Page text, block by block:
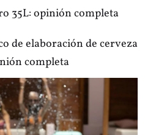
35L: opinión completa
de elaboración de cerveza
completa